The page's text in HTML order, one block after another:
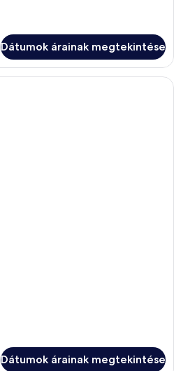
Dátumok árainak megtekintése
Dátumok árainak megtekintése